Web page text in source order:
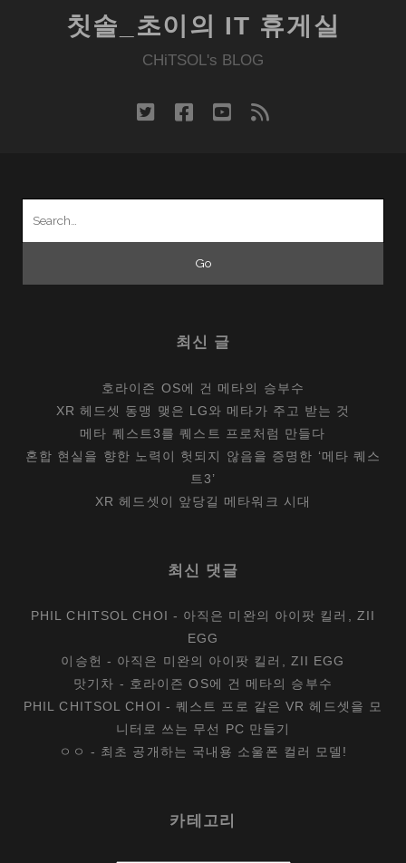
칫솔_초이의 IT 휴게실
CHiTSOL's BLOG
twitterfacebook
youtube
rss
최신 글
호라이즌 OS에 건 메타의 승부수
XR 헤드셋 동맹 맺은 LG와 메타가 주고 받는 것
메타 퀘스트3를 퀘스트 프로처럼 만들다
혼합 현실을 향한 노력이 헛되지 않음을 증명한 ‘메타 퀘스
트3’
XR 헤드셋이 앞당길 메타워크 시대
최신 댓글
PHIL CHITSOL CHOI - 아직은 미완의 아이팟 킬러, ZII
EGG
이승헌 - 아직은 미완의 아이팟 킬러, ZII EGG
맛기차 - 호라이즌 OS에 건 메타의 승부수
PHIL CHITSOL CHOI -퀘스트 프로 같은 VR 헤드셋을 모
니터로 쓰는 무선 PC 만들기
ㅇㅇ - 최초 공개하는 국내용 소울폰 컬러 모델!
카테고리